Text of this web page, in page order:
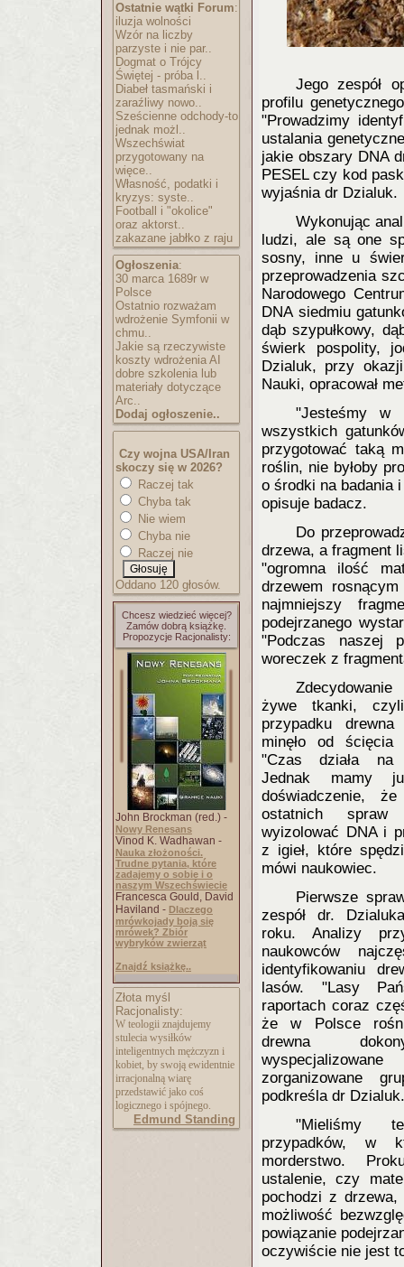
Ostatnie wątki Forum:
iluzja wolności
Wzór na liczby
parzyste i nie par..
Dogmat o Trójcy
Świętej - próba l..
Diabeł tasmański i
zaraźliwy nowo..
Sześcienne odchody-to
jednak możl..
Wszechświat
przygotowany na
więce..
Własność, podatki i
kryzys: syste..
Football i "okolice"
oraz aktorst..
zakazane jabłko z raju
Ogłoszenia:
30 marca 1689r w
Polsce
Ostatnio rozważam
wdrożenie Symfonii w
chmu..
Jakie są rzeczywiste
koszty wdrożenia AI
dobre szkolenia lub
materiały dotyczące
Arc..
Dodaj ogłoszenie..
Czy wojna USA/Iran
skoczy się w 2026?
Raczej tak
Chyba tak
Nie wiem
Chyba nie
Raczej nie
Oddano 120 głosów.
Chcesz wiedzieć więcej?
Zamów dobrą książkę.
Propozycje Racjonalisty:
John Brockman (red.) -
Nowy Renesans
Vinod K. Wadhawan -
Nauka złożoności.
Trudne pytania, które
zadajemy o sobie i o
naszym Wszechświecie
Francesca Gould, David
Haviland - Dlaczego
mrówkojady boją się
mrówek? Zbiór
wybryków zwierząt
Znajdź książkę..
Złota myśl
Racjonalisty:
W teologii znajdujemy
stulecia wysiłków
inteligentnych mężczyzn i
kobiet, by swoją ewidentnie
irracjonalną wiarę
przedstawić jako coś
logicznego i spójnego.
Edmund Standing
Jego zespół
profilu
"Prowadzimy
ustalania
jakie obszary DNA
PESEL czy kod
wyjaśnia dr Dzialuk.
Wykonując
ludzi, ale są one
sosny, inne u
przeprowadzenia
Narodowego
DNA siedmiu
dąb szypułkowy,
świerk pospolity,
Dzialuk, przy
Nauki, opracował
"Jesteśmy w
wszystkich
przygotować taką
roślin, nie byłoby
o środki na badania
opisuje badacz.
Do
drzewa, a fragment
"ogromna ilość
drzewem
najmniejszy
podejrzanego
"Podczas naszej
woreczek z
żywe tkanki,
przypadku
minęło od
"Czas działa na
Jednak mamy
doświadczenie,
ostatnich
wyizolować DNA i
z igieł, które
mówi naukowiec.
Pierwsze
zespół dr.
roku. Analizy
naukowców
identyfikowaniu
lasów. "Lasy
raportach coraz
że w Polsce
drewna
zorganizowane
podkreśla dr Dzialuk.
"Mieliśmy
przypadków, w
morderstwo.
ustalenie, czy
pochodzi z
możliwość
powiązanie
oczywiście nie jest